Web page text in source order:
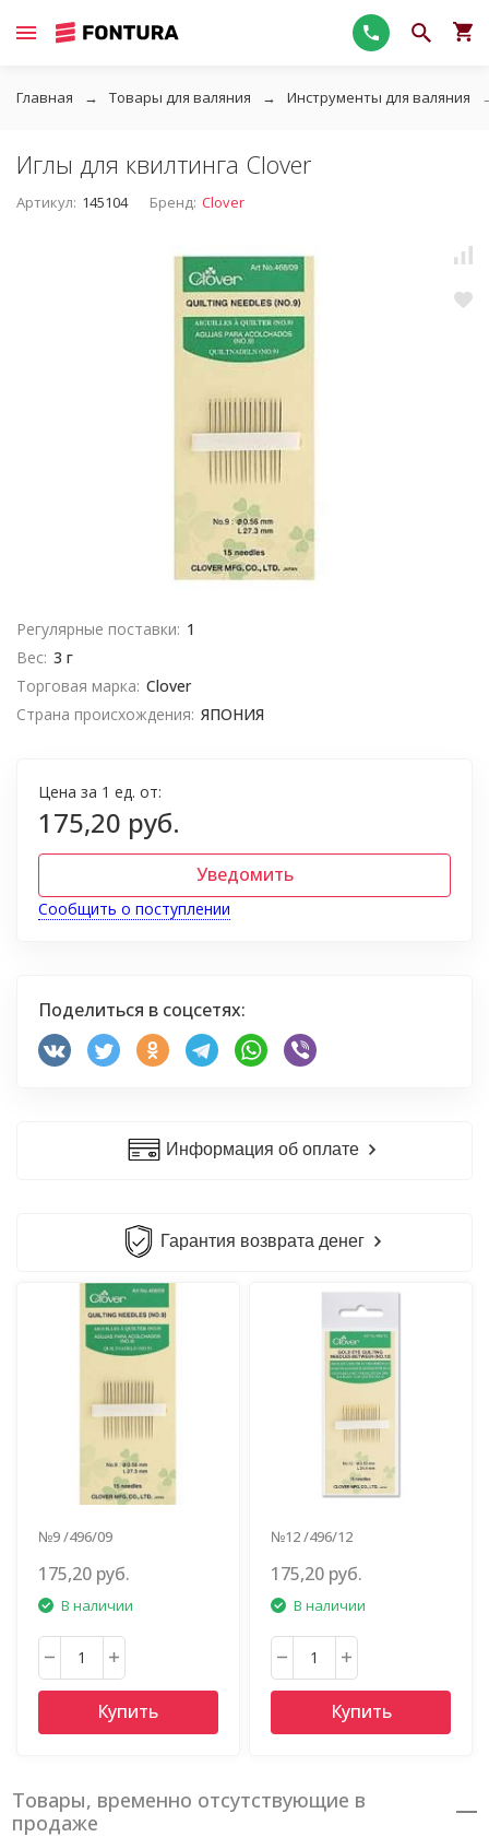
Главная Товары для валяния Инструменты для валяния
Иглы для квилтинга Clover
Артикул: 145104 Бренд: Clover
Регулярные поставки: 1
Вес: 3 г
Торговая марка: Clover
Страна происхождения: ЯПОНИЯ
Цена за 1 ед. от:
175,20 руб.
Уведомить
Сообщить о поступлении
Поделиться в соцсетях:
Информация об оплате
Гарантия возврата денег
№9 /496/09
175,20 руб.
В наличии
Купить
№12 /496/12
175,20 руб.
В наличии
Купить
Товары, временно отсутствующие в
продаже